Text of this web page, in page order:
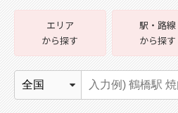
エリア
から探す
駅・路線
から探す